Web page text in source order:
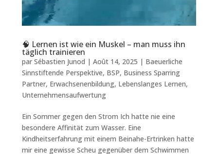
🧠 Lernen ist wie ein Muskel – man muss ihn
täglich trainieren
par Sébastien Junod | Août 14, 2025 | Baeuerliche
Sinnstiftende Perspektive, BSP, Business Sparring
Partner, Erwachsenenbildung, Lebenslanges Lernen,
Unternehmensaufwertung
Ein Sommer gegen den Strom Ich hatte nie eine
besondere Affinität zum Wasser. Eine
Kindheitserfahrung mit einem Beinahe-Ertrinken hatte
mir eine gewisse Scheu gegenüber dem Schwimmen